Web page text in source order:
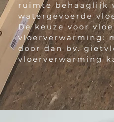
ruimte behaaglijk
watergevoerde
De keuze voor
vloerverwarming:
door dan bv.
vloerverwarming